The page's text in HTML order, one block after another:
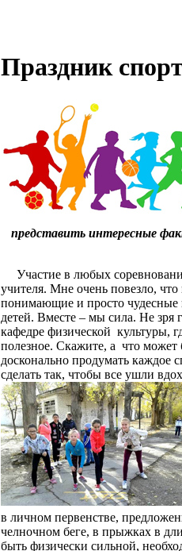
Праздник
представить интересные
Участие в любых
учителя. Мне очень повезло,
понимающие и просто чудесные
детей. Вместе – мы сила. Не зря
кафедре физической культуры,
полезное. Скажите, а что
досконально продумать каждое
сделать так, чтобы все ушли
в личном первенстве,
челночном беге, в прыжках в
быть физически сильной,